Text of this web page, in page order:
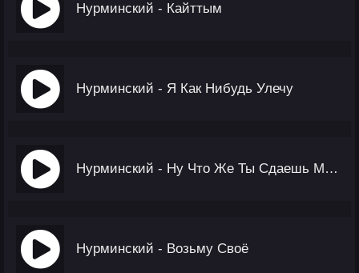
Нурминский - Кайттым
Нурминский - Я Как Нибудь Улечу
Нурминский - Ну Что Же Ты Сдаешь Меня
Нурминский - Возьму Своё